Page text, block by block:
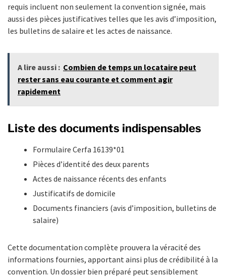
requis incluent non seulement la convention signée, mais
aussi des pièces justificatives telles que les avis d’imposition,
les bulletins de salaire et les actes de naissance.
A lire aussi : Combien de temps un locataire peut
rester sans eau courante et comment agir
rapidement
Liste des documents indispensables
Formulaire Cerfa 16139*01
Pièces d’identité des deux parents
Actes de naissance récents des enfants
Justificatifs de domicile
Documents financiers (avis d’imposition, bulletins de
salaire)
Cette documentation complète prouvera la véracité des
informations fournies, apportant ainsi plus de crédibilité à la
convention. Un dossier bien préparé peut sensiblement